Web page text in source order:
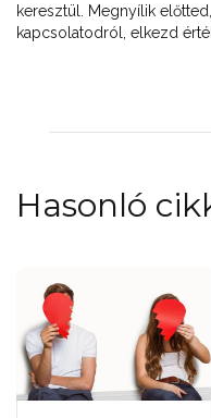
keresztül. Megnyílik
kapcsolatodról, elkezd
Hasonló